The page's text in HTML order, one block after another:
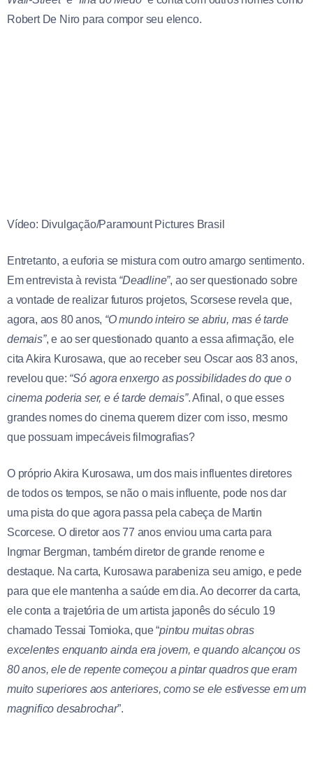
Robert De Niro para compor seu elenco.
Vídeo: Divulgação/Paramount Pictures Brasil
Entretanto, a euforia se mistura com outro amargo sentimento.
Em entrevista à revista “Deadline”, ao ser questionado sobre
a vontade de realizar futuros projetos, Scorsese revela que,
agora, aos 80 anos, “O mundo inteiro se abriu, mas é tarde
demais”, e ao ser questionado quanto a essa afirmação, ele
cita Akira Kurosawa, que ao receber seu Oscar aos 83 anos,
revelou que: “Só agora enxergo as possibilidades do que o
cinema poderia ser, e é tarde demais”. Afinal, o que esses
grandes nomes do cinema querem dizer com isso, mesmo
que possuam impecáveis filmografias?
O próprio Akira Kurosawa, um dos mais influentes diretores
de todos os tempos, se não o mais influente, pode nos dar
uma pista do que agora passa pela cabeça de Martin
Scorcese. O diretor aos 77 anos enviou uma carta para
Ingmar Bergman, também diretor de grande renome e
destaque. Na carta, Kurosawa parabeniza seu amigo, e pede
para que ele mantenha a saúde em dia. Ao decorrer da carta,
ele conta a trajetória de um artista japonês do século 19
chamado Tessai Tomioka, que “pintou muitas obras
excelentes enquanto ainda era jovem, e quando alcançou os
80 anos, ele de repente começou a pintar quadros que eram
muito superiores aos anteriores, como se ele estivesse em um
magnifico desabrochar”.